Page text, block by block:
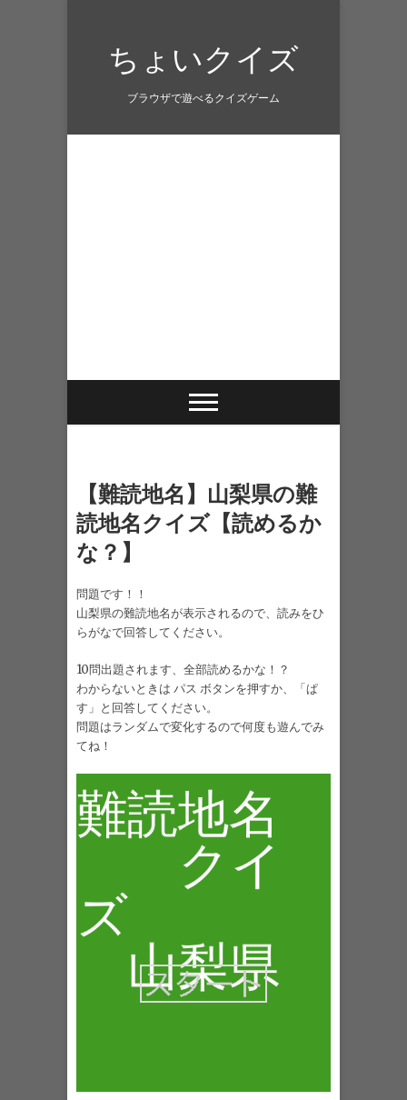
ちょいクイズ
ブラウザで遊べるクイズゲーム
【難読地名】山梨県の難
読地名クイズ【読めるか
な？】
問題です！！
山梨県の難読地名が表示されるので、読みをひ
らがなで回答してください。
10問出題されます、全部読めるかな！？
わからないときは パス ボタンを押すか、「ぱ
す」と回答してください。
問題はランダムで変化するので何度も遊んでみ
てね！